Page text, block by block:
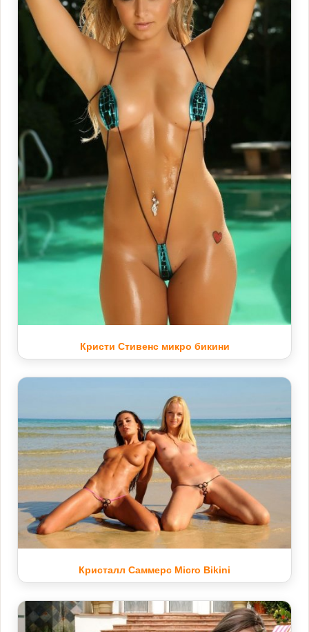
Кристи Стивенс микро бикини
Кристалл Саммерс Micro Bikini